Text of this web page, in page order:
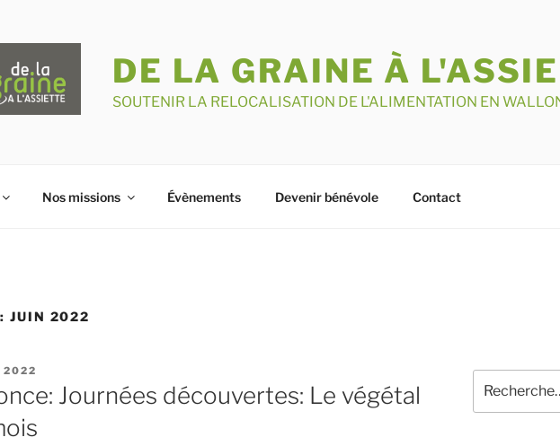
DE LA GRAINE À
SOUTENIR LA RELOCALISATION DE L'ALIMENTATION EN
Nos missions Évènements Devenir bénévole Contact
JUIN 2022
2022
Journées découvertes: Le végétal
pour
: